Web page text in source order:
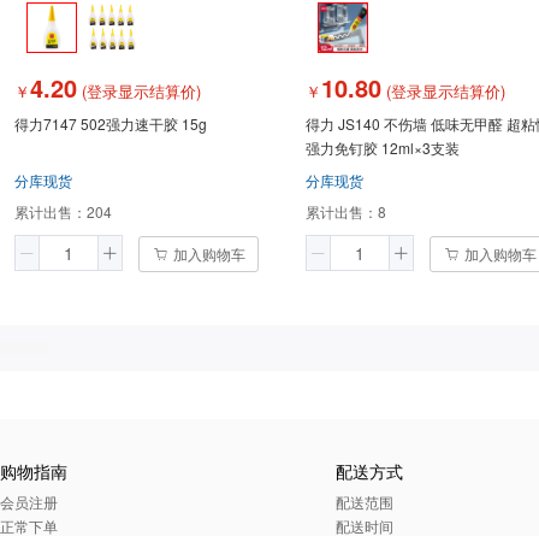
￥4.20 (登录显示结算价)
得力7147 502强力速干胶 15g
分库现货
累计出售： 204
加入购物车
￥ 10.80 (登录显示结算价)
得力 JS140 不伤墙 低味无甲醛 超粘
强力免钉胶 12ml×3支装
分库现货
累计出售： 8
加入购物车
购物指南
会员注册
正常下单
配送方式
配送范围
配送时间